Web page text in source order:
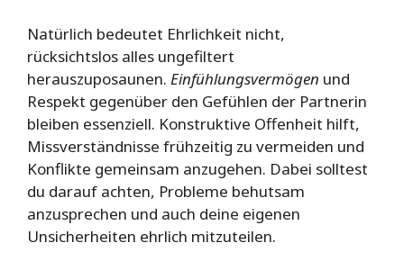
Natürlich bedeutet Ehrlichkeit nicht,
rücksichtslos alles ungefiltert
herauszuposaunen. Einfühlungsvermögen und
Respekt gegenüber den Gefühlen der Partnerin
bleiben essenziell. Konstruktive Offenheit hilft,
Missverständnisse frühzeitig zu vermeiden und
Konflikte gemeinsam anzugehen. Dabei solltest
du darauf achten, Probleme behutsam
anzusprechen und auch deine eigenen
Unsicherheiten ehrlich mitzuteilen.